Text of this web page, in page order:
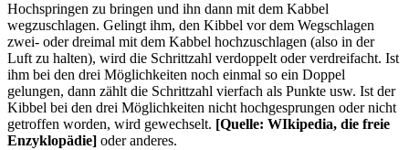
Hochspringen zu bringen und ihn dann mit dem Kabbel
wegzuschlagen. Gelingt ihm, den Kibbel vor dem Wegschlagen
zwei- oder dreimal mit dem Kabbel hochzuschlagen (also in der
Luft zu halten), wird die Schrittzahl verdoppelt oder verdreifacht. Ist
ihm bei den drei Möglichkeiten noch einmal so ein Doppel
gelungen, dann zählt die Schrittzahl vierfach als Punkte usw. Ist der
Kibbel bei den drei Möglichkeiten nicht hochgesprungen oder nicht
getroffen worden, wird gewechselt. [Quelle: WIkipedia, die freie
Enzyklopädie] oder anderes.